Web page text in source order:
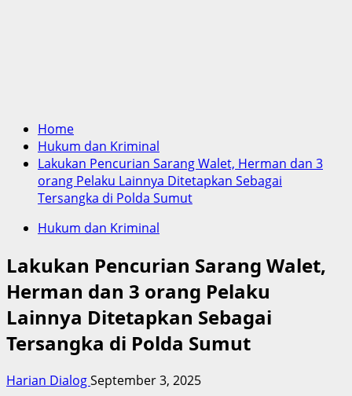
Home
Hukum dan Kriminal
Lakukan Pencurian Sarang Walet, Herman dan 3
orang Pelaku Lainnya Ditetapkan Sebagai
Tersangka di Polda Sumut
Hukum dan Kriminal
Lakukan Pencurian Sarang Walet,
Herman dan 3 orang Pelaku
Lainnya Ditetapkan Sebagai
Tersangka di Polda Sumut
Harian DialogSeptember 3, 2025